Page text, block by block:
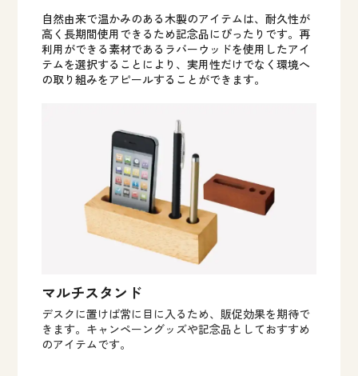
自然由来で温かみのある木製のアイテムは、耐久性が
高く長期間使用できるため記念品にぴったりです。再
利用ができる素材であるラバーウッドを使用したアイ
テムを選択することにより、実用性だけでなく環境へ
の取り組みをアピールすることができます。
マルチスタンド
デスクに置けば常に目に入るため、販促効果を期待で
きます。キャンペーングッズや記念品としておすすめ
のアイテムです。